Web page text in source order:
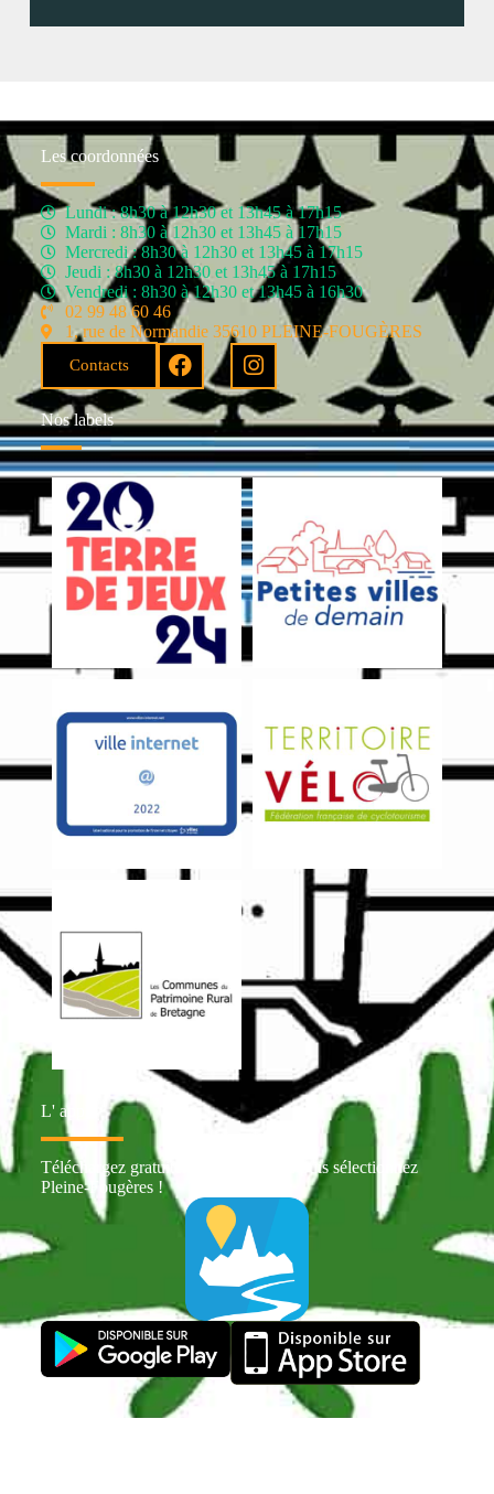
Les coordonnées
Lundi : 8h30 à 12h30 et 13h45 à 17h15
Mardi : 8h30 à 12h30 et 13h45 à 17h15
Mercredi : 8h30 à 12h30 et 13h45 à 17h15
Jeudi : 8h30 à 12h30 et 13h45 à 17h15
Vendredi : 8h30 à 12h30 et 13h45 à 16h30
02 99 48 60 46
1, rue de Normandie 35610 PLEINE-FOUGÈRES
Contacts
Nos labels
L' appli
Téléchargez gratuitement Intramuros puis sélectionnez
Pleine-Fougères !